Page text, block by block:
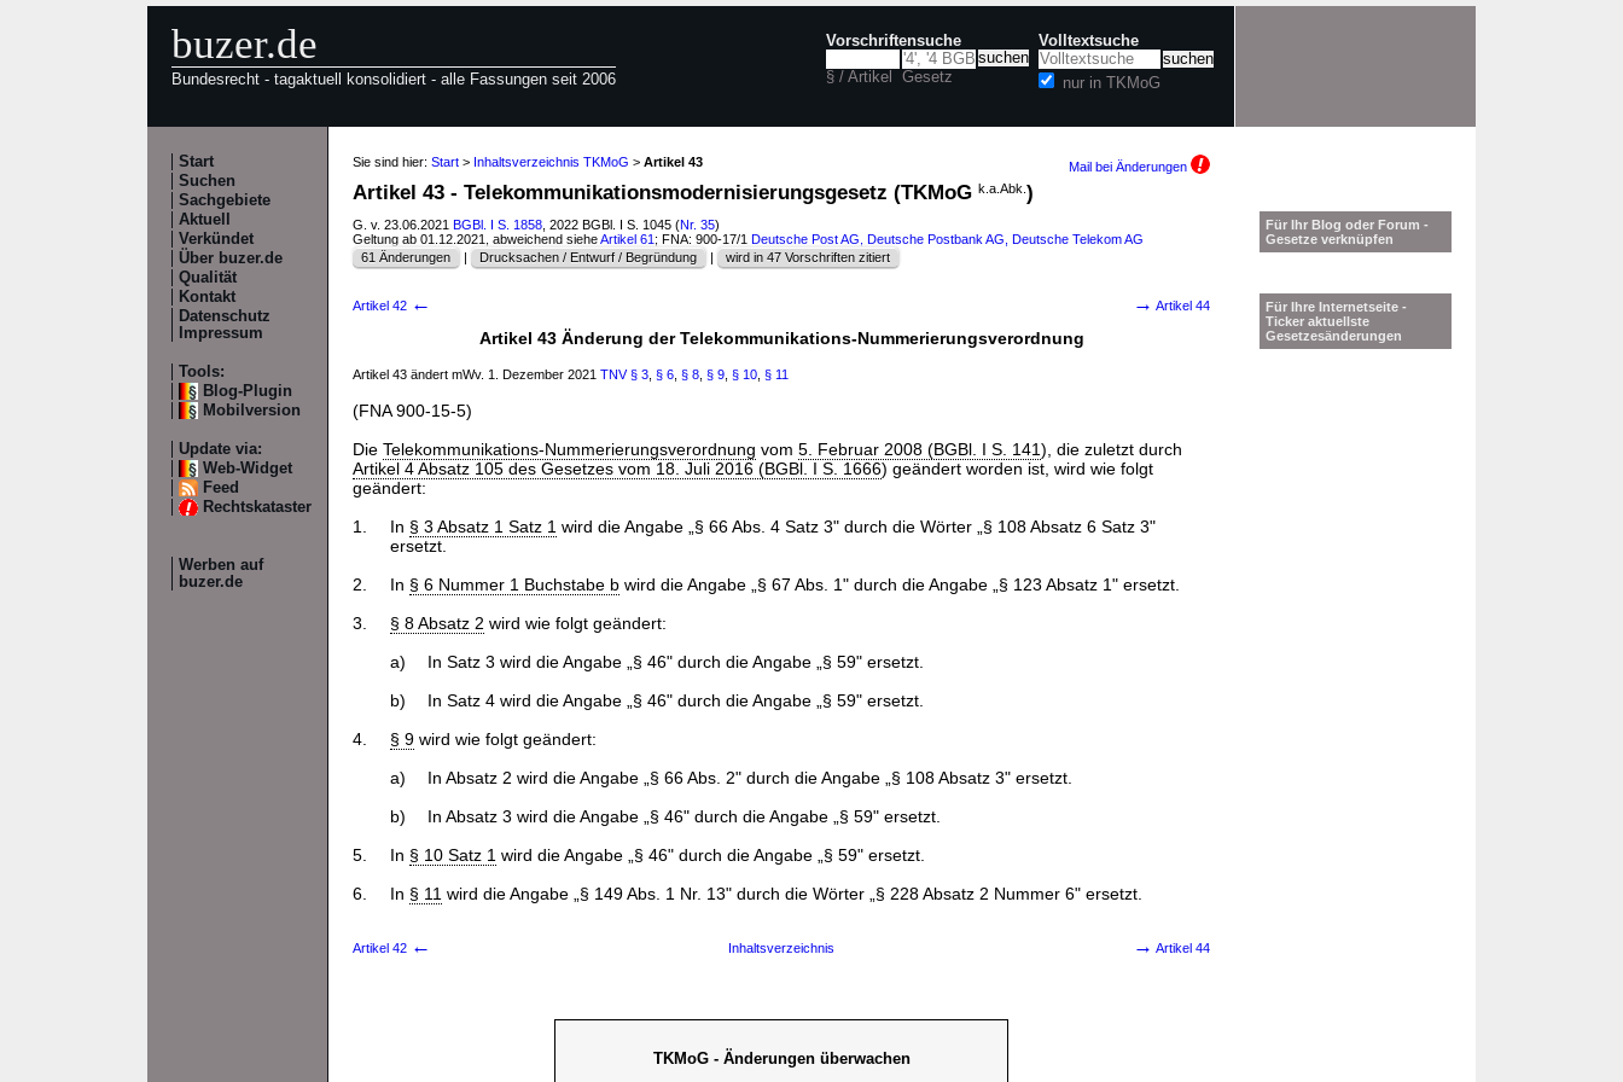
buzer.de
Bundesrecht - tagaktuell konsolidiert - alle Fassungen seit 2006
Vorschriftensuche
§ / Artikel Gesetz
Volltextsuche
nur in TKMoG
Start
Suchen
Sachgebiete
Aktuell
Verkündet
Über buzer.de
Qualität
Kontakt
Datenschutz
Impressum
Tools:
Blog-Plugin
Mobilversion
Update via:
Web-Widget
Feed
Rechtskataster
Werben auf
buzer.de
Sie sind hier: Start > Inhaltsverzeichnis TKMoG > Artikel 43 Mail bei Änderungen
Artikel 43 - Telekommunikationsmodernisierungsgesetz (TKMoG k.a.Abk. )
G. v. 23.06.2021 BGBl. I S. 1858 , 2022 BGBl. I S. 1045 (Nr. 35)
Geltung ab 01.12.2021, abweichend sieheArtikel 61 ; FNA: 900-17/1 Deutsche Post AG, Deutsche Postbank AG, Deutsche Telekom AG
61 Änderungen
| Drucksachen / Entwurf / Begründung | wird in 47 Vorschriften zitiert
Artikel 42 ← → Artikel 44
Artikel 43 Änderung der Telekommunikations-Nummerierungsverordnung
Artikel 43 ändert mWv. 1. Dezember 2021 TNV § 3 § 6 § 8 § 9 § 10 § 11
(FNA 900-15-5)
Die Telekommunikations-Nummerierungsverordnung vom 5. Februar 2008 (BGBl. I S. 141), die zuletzt durch
Artikel 4 Absatz 105 des Gesetzes vom 18. Juli 2016 (BGBl. I S. 1666) geändert worden ist, wird wie folgt
geändert:
1.
In § 3 Absatz 1 Satz 1 wird die Angabe „§ 66 Abs. 4 Satz 3" durch die Wörter „§ 108 Absatz 6 Satz 3"
ersetzt.
2.
In § 6 Nummer 1 Buchstabe bwird die Angabe „§ 67 Abs. 1" durch die Angabe „§ 123 Absatz 1" ersetzt.
3.
§ 8 Absatz 2 wird wie folgt geändert:
a)
In Satz 3 wird die Angabe „§ 46" durch die Angabe „§ 59" ersetzt.
b)
In Satz 4 wird die Angabe „§ 46" durch die Angabe „§ 59" ersetzt.
4.
§ 9wird wie folgt geändert:
a)
In Absatz 2 wird die Angabe „§ 66 Abs. 2" durch die Angabe „§ 108 Absatz 3" ersetzt.
b)
In Absatz 3 wird die Angabe „§ 46" durch die Angabe „§ 59" ersetzt.
5.
In § 10 Satz 1 wird die Angabe „§ 46" durch die Angabe „§ 59" ersetzt.
6.
In § 11 wird die Angabe „§ 149 Abs. 1 Nr. 13" durch die Wörter „§ 228 Absatz 2 Nummer 6" ersetzt.
Artikel 42 ← Inhaltsverzeichnis → Artikel 44
TKMoG - Änderungen überwachen
Für Ihr Blog oder Forum -
Gesetze verknüpfen
Für Ihre Internetseite -
Ticker aktuellste
Gesetzesänderungen